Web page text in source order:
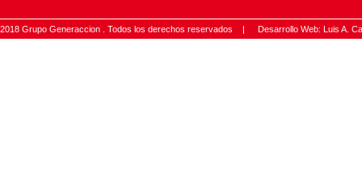
2018 Grupo Generaccion . Todos los derechos reservados | Desarrollo Web: Luis